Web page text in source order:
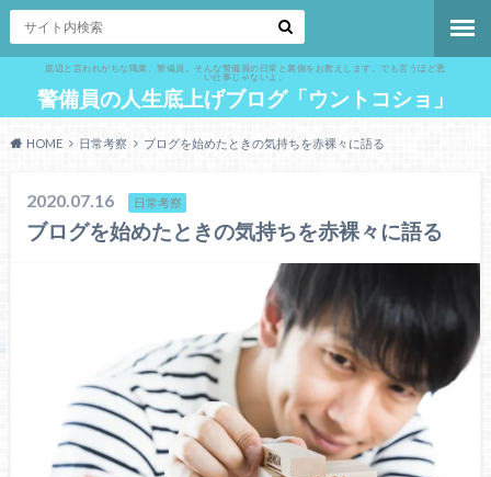
底辺と言われがちな職業、警備員。そんな警備員の日常と裏側をお教えします。でも言うほど悪
い仕事じゃないよ。
警備員の人生底上げブログ「ウントコショ」
HOME 日常考察 ブログを始めたときの気持ちを赤裸々に語る
2020.07.16 日常考察
ブログを始めたときの気持ちを赤裸々に語る